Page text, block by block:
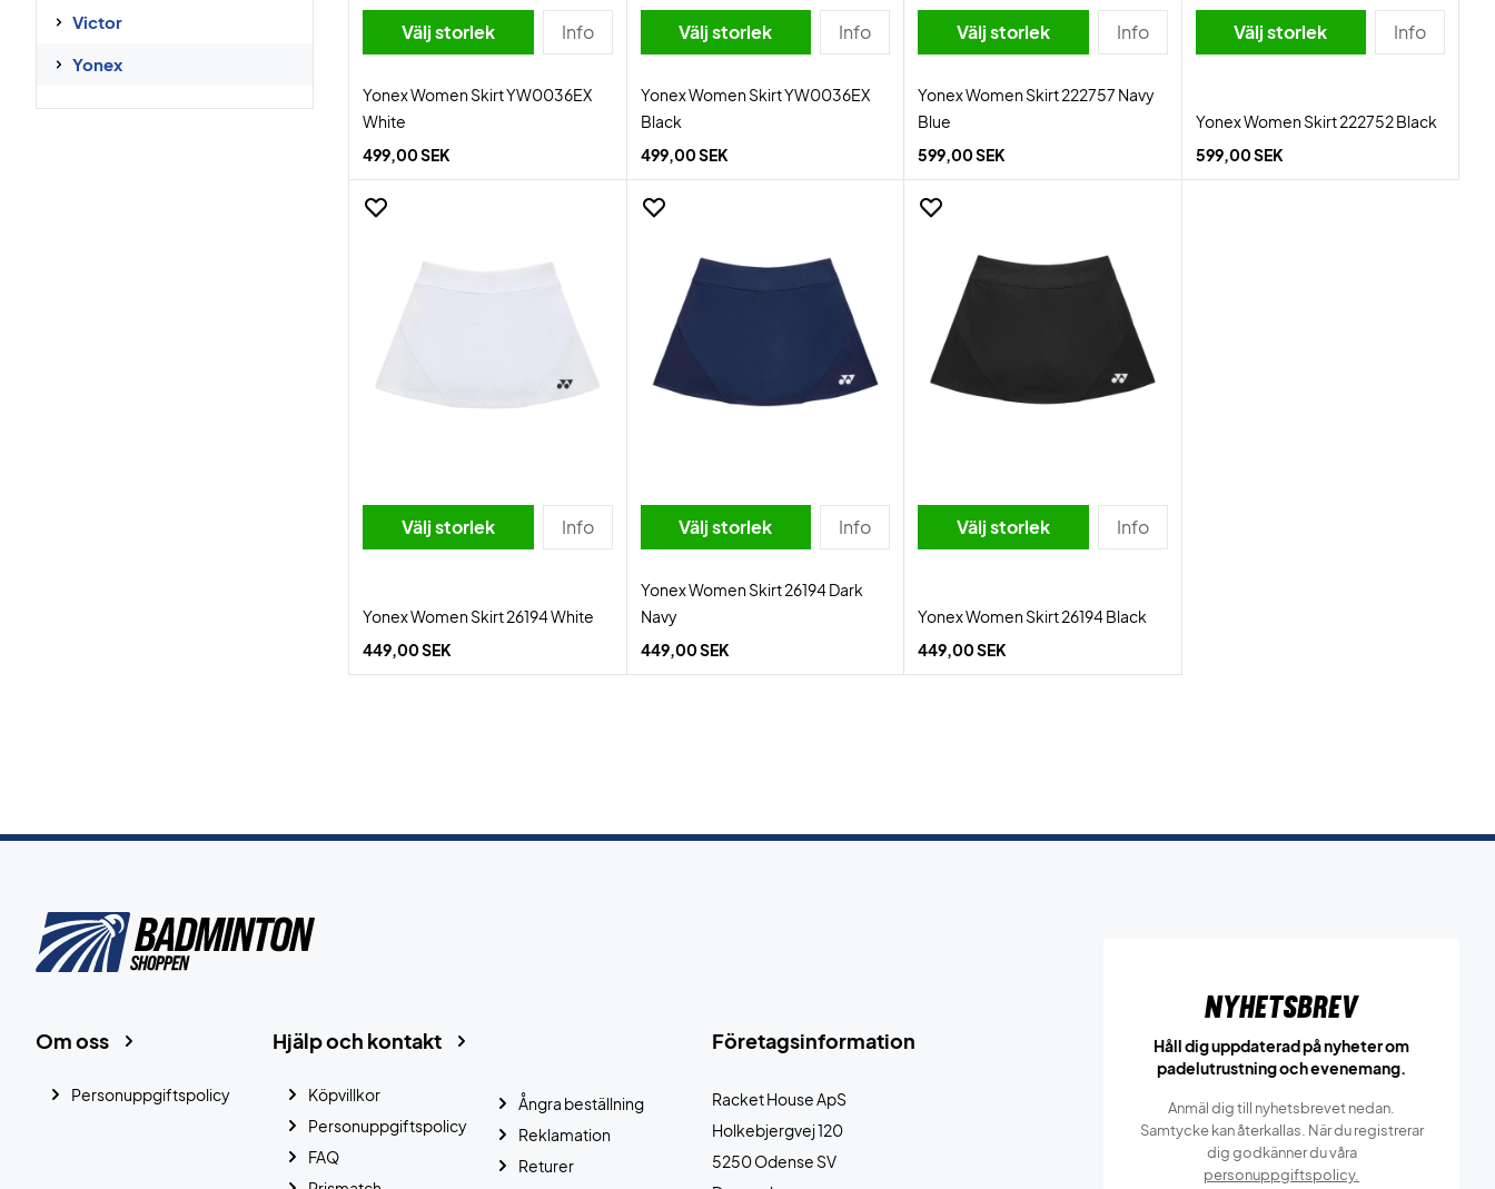
Victor
Yonex
Välj storlek Info
Yonex Women Skirt YW0036EX
White
499,00 SEK
Välj storlek Info
Yonex Women Skirt YW0036EX
Black
499,00 SEK
Välj storlek Info
Yonex Women Skirt 222757 Navy
Blue
599,00 SEK
Välj storlek Info
Yonex Women Skirt 222752 Black
599,00 SEK
Välj storlek Info
Yonex Women Skirt 26194 White
449,00 SEK
Välj storlek Info
Yonex Women Skirt 26194 Dark
Navy
449,00 SEK
Välj storlek Info
Yonex Women Skirt 26194 Black
449,00 SEK
Företagsinformation
Racket House ApS
Holkebjergvej 120
5250 Odense SV
Hjälp och kontakt
Köpvillkor
Personuppgiftspolicy
FAQ
Ångra beställning
Reklamation
Returer
Om oss
Personuppgiftspolicy
Nyhetsbrev
Håll dig uppdaterad på nyheter om
padelutrustning och evenemang.
Anmäl dig till nyhetsbrevet nedan.
Samtycke kan återkallas. När du registrerar
dig godkänner du våra
personuppgiftspolicy.